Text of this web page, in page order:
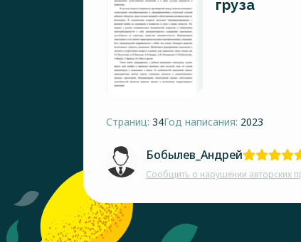
груза
Страниц: 34Год написания: 2023
Бобылев_Андрей
Сообщить о нарушении авторских